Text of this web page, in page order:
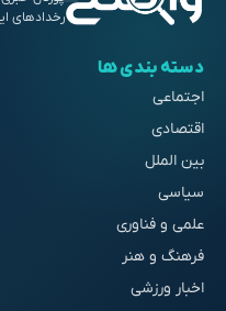
رخدادهای
دسته بندی ها
اجتماعی
اقتصادی
بین الملل
سیاسی
علمی و فناوری
فرهنگ و هنر
اخبار ورزشی